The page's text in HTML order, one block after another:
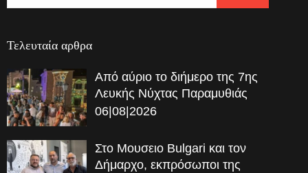
Τελευταία αρθρα
Από αύριο το διήμερο της 7ης
Λευκής Νύχτας Παραμυθιάς
06|08|2026
Στο Μουσειο Bulgari και τον
Δήμαρχο, εκπρόσωποι της